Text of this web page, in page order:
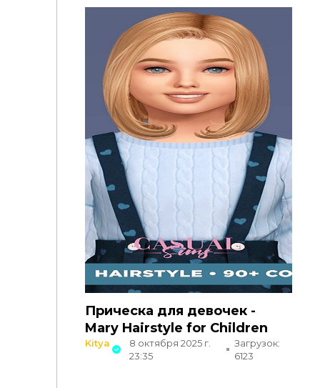
Прическа для девочек -
Mary Hairstyle for Children
Kitya
8 октября 2025 г.
23:35
Загрузок:
6123